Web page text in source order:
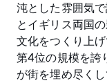
沌とした雰囲気
とイギリス両国
文化をつくり上
第4位の規模を誇
が街を埋め尽く